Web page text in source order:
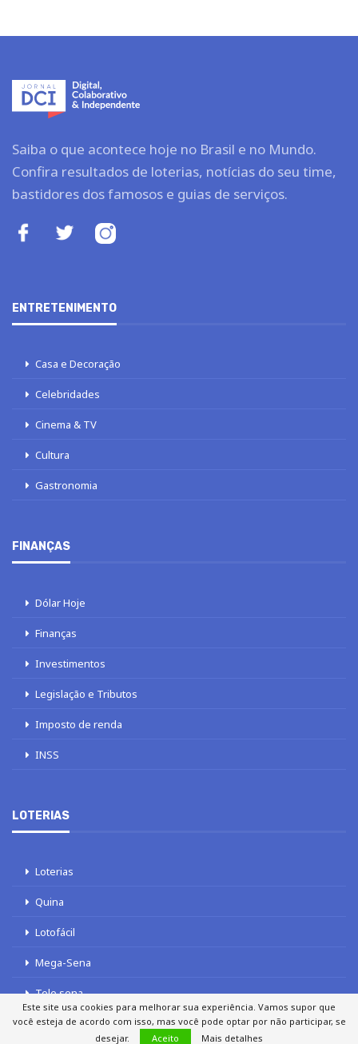
Saiba o que acontece hoje no Brasil e no Mundo.
Confira resultados de loterias, notícias do seu time,
bastidores dos famosos e guias de serviços.
ENTRETENIMENTO
Casa e Decoração
Celebridades
Cinema & TV
Cultura
Gastronomia
FINANÇAS
Dólar Hoje
Finanças
Investimentos
Legislação e Tributos
Imposto de renda
INSS
LOTERIAS
Loterias
Quina
Lotofácil
Mega-Sena
Tele sena
Este site usa cookies para melhorar sua experiência. Vamos supor que
você esteja de acordo com isso, mas você pode optar por não participar, se
desejar.
Aceito Mais detalhes